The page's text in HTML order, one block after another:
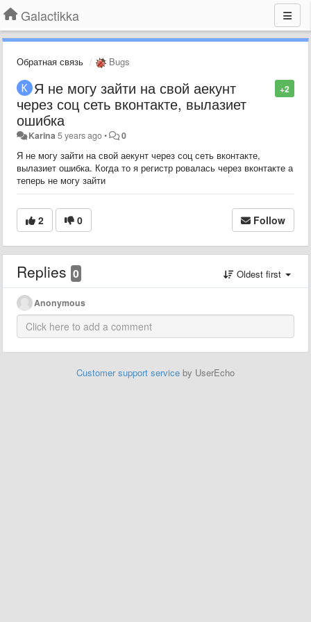
Galactikka
Обратная связь Bugs
+2
Я не могу зайти на свой аекунт
через соц сеть вконтакте, вылазиет
ошибка
Karina 5 years ago• 0
Я не могу зайти на свой аекунт через соц сеть вконтакте,
вылазиет ошибка. Когда то я регистр ровалась через вконтакте а
теперь не могу зайти
2 0 Follow
Replies 0 Oldest first
Anonymous
Customer support service by UserEcho